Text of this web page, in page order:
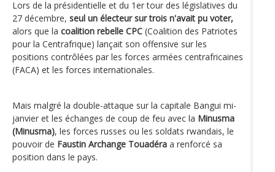
Lors de la présidentielle et du 1er tour des législatives du
27 décembre, seul un électeur sur trois n'avait pu voter,
alors que la coalition rebelle CPC (Coalition des Patriotes
pour la Centrafrique) lançait son offensive sur les
positions contrôlées par les forces armées centrafricaines
(FACA) et les forces internationales.
Mais malgré la double-attaque sur la capitale Bangui mi-
janvier et les échanges de coup de feu avec la Minusma
(Minusma), les forces russes ou les soldats rwandais, le
pouvoir de Faustin Archange Touadéra a renforcé sa
position dans le pays.